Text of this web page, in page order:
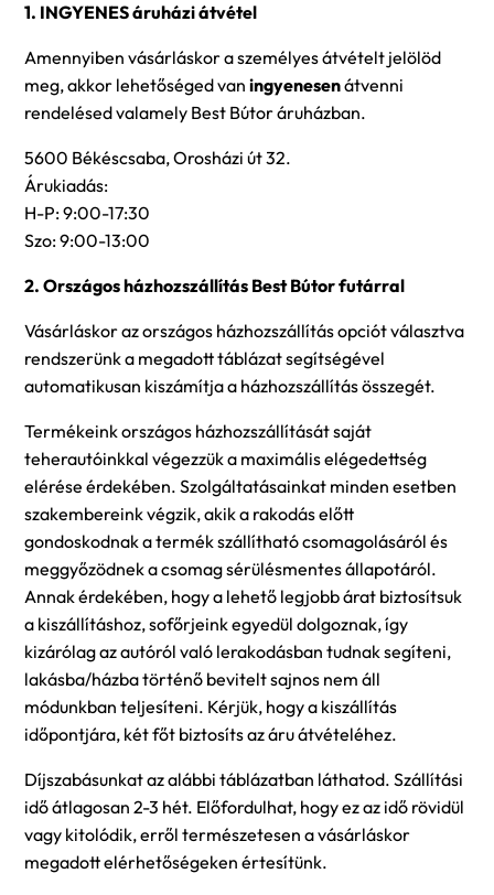
1. INGYENES áruházi átvétel
Amennyiben vásárláskor a személyes átvételt jelölöd
meg, akkor lehetőséged van ingyenesenátvenni
rendelésed valamely Best Bútor áruházban.
5600 Békéscsaba, Orosházi út 32.
Árukiadás:
H-P: 9:00-17:30
Szo: 9:00-13:00
2. Országos házhozszállítás Best Bútor futárral
Vásárláskor az országos házhozszállítás opciót választva
rendszerünk a megadott táblázat segítségével
automatikusan kiszámítja a házhozszállítás összegét.
Termékeink országos házhozszállítását saját
teherautóinkkal végezzük a maximális elégedettség
elérése érdekében. Szolgáltatásainkat minden esetben
szakembereink végzik, akik a rakodás előtt
gondoskodnak a termék szállítható csomagolásáról és
meggyőzödnek a csomag sérülésmentes állapotáról.
Annak érdekében, hogy a lehető legjobb árat biztosítsuk
a kiszállításhoz, sofőrjeink egyedül dolgoznak, így
kizárólag az autóról való lerakodásban tudnak segíteni,
lakásba/házba történő bevitelt sajnos nem áll
módunkban teljesíteni. Kérjük, hogy a kiszállítás
időpontjára, két főt biztosíts az áru átvételéhez.
Díjszabásunkat az alábbi táblázatban láthatod. Szállítási
idő átlagosan 2-3 hét. Előfordulhat, hogy ez az idő rövidül
vagy kitolódik, erről természetesen a vásárláskor
megadott elérhetőségeken értesítünk.